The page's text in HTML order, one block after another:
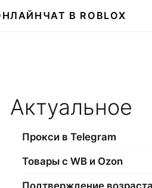
ЧАТ В ROBLOX
Актуальное
Прокси в Telegram
Товары с WB и Ozon